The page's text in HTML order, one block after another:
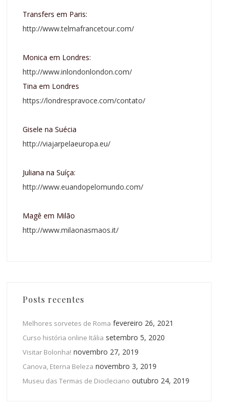
Transfers em Paris:
http://www.telmafrancetour.com/
Monica em Londres:
http://www.inlondonlondon.com/
Tina em Londres
https://londrespravoce.com/contato/
Gisele na Suécia
http://viajarpelaeuropa.eu/
Juliana na Suíça:
http://www.euandopelomundo.com/
Magê em Milão
http://www.milaonasmaos.it/
Posts recentes
Melhores sorvetes de Roma fevereiro 26, 2021
Curso história online Itália setembro 5, 2020
Visitar Bolonha! novembro 27, 2019
Canova, Eterna Beleza novembro 3, 2019
Museu das Termas de Diocleciano outubro 24, 2019